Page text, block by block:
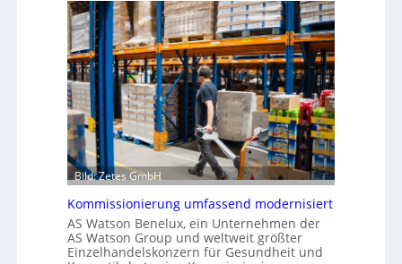
i
s
t
a
l
s
F
a
r
e
a
g
a
r
m
-
U
n
k
f
ü
Bild: Zetes GmbH
Kommissionierung umfassend modernisiert
AS Watson Benelux, ein Unternehmen der
AS Watson Group und weltweit größter
Einzelhandelskonzern für Gesundheit und